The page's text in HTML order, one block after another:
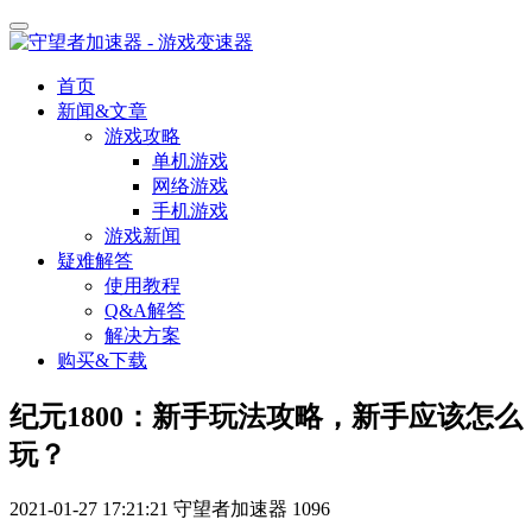
首页
新闻&文章
游戏攻略
单机游戏
网络游戏
手机游戏
游戏新闻
疑难解答
使用教程
Q&A解答
解决方案
购买&下载
纪元1800：新手玩法攻略，新手应该怎么
玩？
2021-01-27 17:21:21 守望者加速器 1096